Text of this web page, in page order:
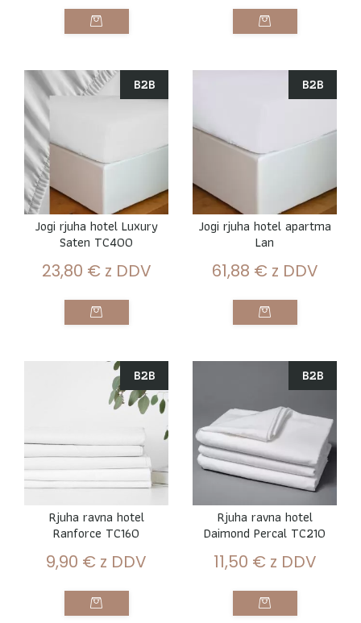
B2B
Jogi rjuha hotel Luxury
Saten TC400
23,80 € z DDV
B2B
Jogi rjuha hotel apartma
Lan
61,88 € z DDV
B2B
Rjuha ravna hotel
Ranforce TC160
9,90 € z DDV
B2B
Rjuha ravna hotel
Daimond Percal TC210
11,50 € z DDV